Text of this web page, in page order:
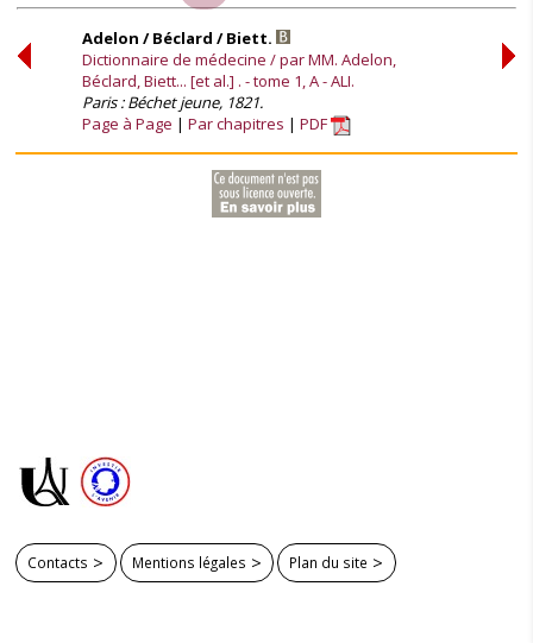
Adelon / Béclard / Biett.
Dictionnaire de médecine / par MM. Adelon,
Béclard, Biett... [et al.] . - tome 1, A - ALI.
Paris : Béchet jeune, 1821.
Page à Page
Par chapitres PDF
Contacts Mentions légales Plan du site